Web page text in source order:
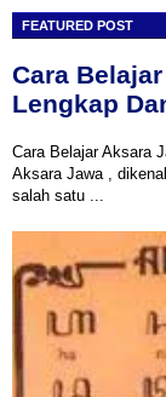
FEATURED POST
Cara
Lengkap
Cara Belajar Aksara
Aksara Jawa ,
salah satu ...